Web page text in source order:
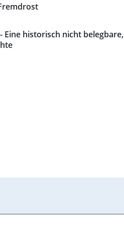
Eine historisch nicht belegbare,